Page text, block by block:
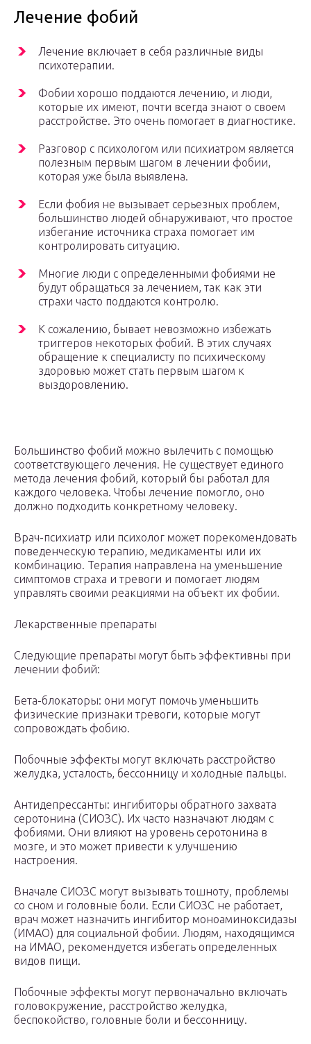
Лечение фобий
Лечение включает в себя различные виды
психотерапии.
Фобии хорошо поддаются лечению, и люди,
которые их имеют, почти всегда знают о своем
расстройстве. Это очень помогает в диагностике.
Разговор с психологом или психиатром является
полезным первым шагом в лечении фобии,
которая уже была выявлена.
Если фобия не вызывает серьезных проблем,
большинство людей обнаруживают, что простое
избегание источника страха помогает им
контролировать ситуацию.
Многие люди с определенными фобиями не
будут обращаться за лечением, так как эти
страхи часто поддаются контролю.
К сожалению, бывает невозможно избежать
триггеров некоторых фобий. В этих случаях
обращение к специалисту по психическому
здоровью может стать первым шагом к
выздоровлению.
Большинство фобий можно вылечить с помощью
соответствующего лечения. Не существует единого
метода лечения фобий, который бы работал для
каждого человека. Чтобы лечение помогло, оно
должно подходить конкретному человеку.
Врач-психиатр или психолог может порекомендовать
поведенческую терапию, медикаменты или их
комбинацию. Терапия направлена ​​на уменьшение
симптомов страха и тревоги и помогает людям
управлять своими реакциями на объект их фобии.
Лекарственные препараты
Следующие препараты могут быть эффективны при
лечении фобий:
Бета-блокаторы: они могут помочь уменьшить
физические признаки тревоги, которые могут
сопровождать фобию.
Побочные эффекты могут включать расстройство
желудка, усталость, бессонницу и холодные пальцы.
Антидепрессанты: ингибиторы обратного захвата
серотонина (СИОЗС). Их часто назначают людям с
фобиями. Они влияют на уровень серотонина в
мозге, и это может привести к улучшению
настроения.
Вначале СИОЗС могут вызывать тошноту, проблемы
со сном и головные боли. Если СИОЗС не работает,
врач может назначить ингибитор моноаминоксидазы
(ИМАО) для социальной фобии. Людям, находящимся
на ИМАО, рекомендуется избегать определенных
видов пищи.
Побочные эффекты могут первоначально включать
головокружение, расстройство желудка,
беспокойство, головные боли и бессонницу.